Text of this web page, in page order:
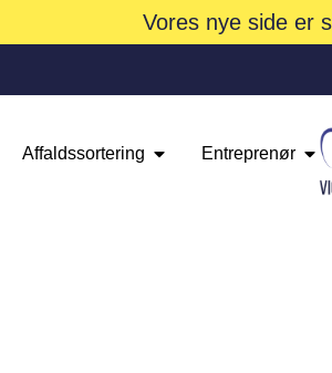
Vores nye side er
Affaldssortering Entreprenør